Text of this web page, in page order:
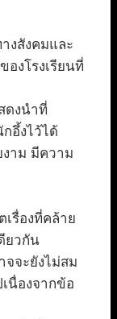
งสังคมและ
งโรงเรียนที่
ดงนำที่
อึ้งไว้ได้
าม มีความ
เรื่องที่คล้าย
ยวกัน
จจะยังไม่สม
นื่องจากข้อ